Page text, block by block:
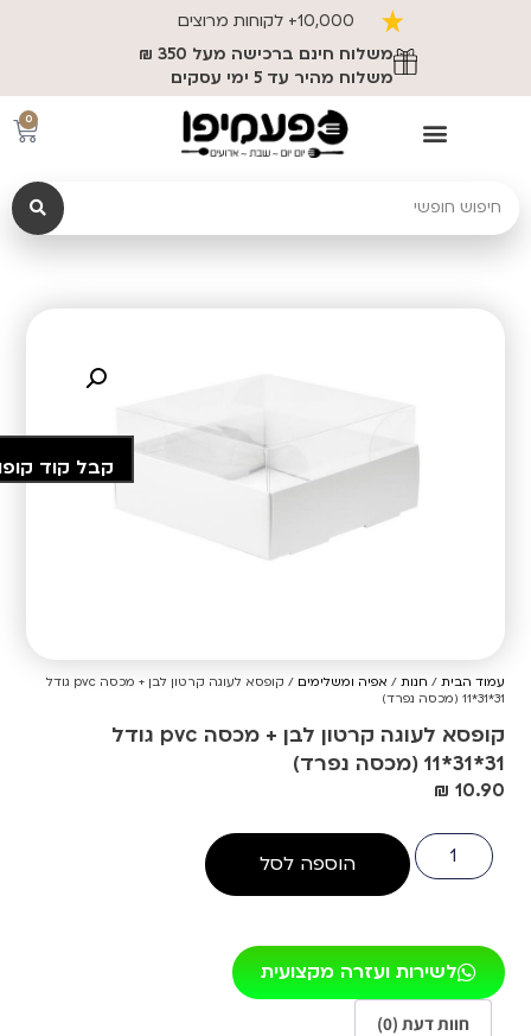
10,000+ לקוחות מרוצים
משלוח חינם ברכישה מעל 350 ₪
משלוח מהיר עד 5 ימי עסקים
0
עמוד הבית / חנות / אפיה ומשלימים
/ קופסא לעוגה קרטון לבן + מכסה pvc גודל
31*31*11 (מכסה נפרד)
קופסא לעוגה קרטון לבן + מכסה pvc גודל
31*31*11 (מכסה נפרד)
₪ 10.90
הוספה לסל
לשירות ועזרה מקצועית
חוות דעת (0)
קבל קוד